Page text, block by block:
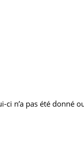
ci n’a pas été donné